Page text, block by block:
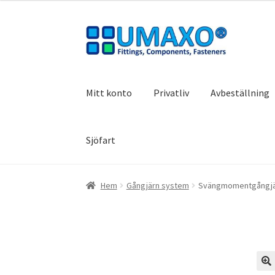
Hoppa
till
Hoppa
till
Mitt konto Privatliv Avbeställning
Sjöfart
Hem Avbeställning Avtryck Dra dig ur
Hem Gångjärn system